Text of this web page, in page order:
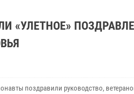
«УЛЕТНОЕ»
поздравили руководство,